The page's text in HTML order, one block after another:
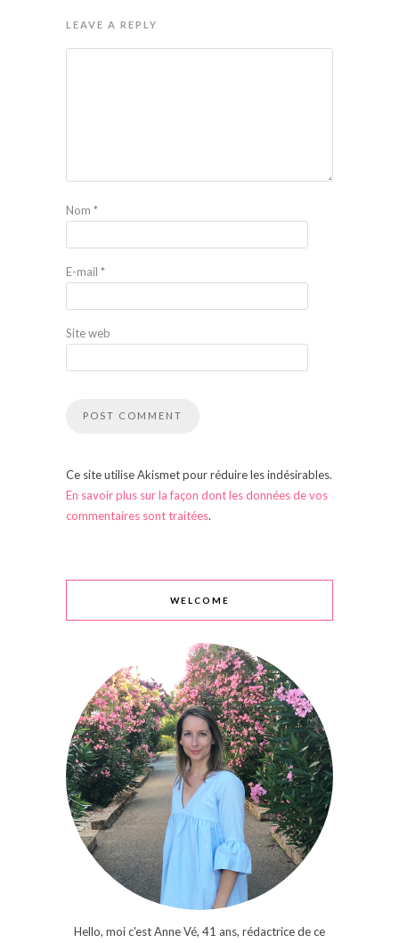
LEAVE A REPLY
Nom *
E-mail *
Site web
Ce site utilise Akismet pour réduire les indésirables.
En savoir plus sur la façon dont les données de vos
commentaires sont traitées.
WELCOME
Hello, moi c'est Anne Vé, 41 ans, rédactrice de ce